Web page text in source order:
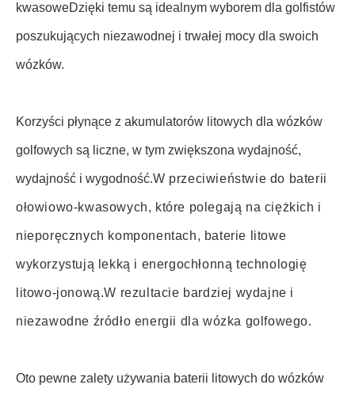
kwasoweDzięki temu są idealnym wyborem dla golfistów
poszukujących niezawodnej i trwałej mocy dla swoich
wózków.
Korzyści płynące z akumulatorów litowych dla wózków
golfowych są liczne, w tym zwiększona wydajność,
wydajność i wygodność.W przeciwieństwie do baterii
ołowiowo-kwasowych, które polegają na ciężkich i
nieporęcznych komponentach, baterie litowe
wykorzystują lekką i energochłonną technologię
litowo-jonową.W rezultacie bardziej wydajne i
niezawodne źródło energii dla wózka golfowego.
Oto pewne zalety używania baterii litowych do wózków